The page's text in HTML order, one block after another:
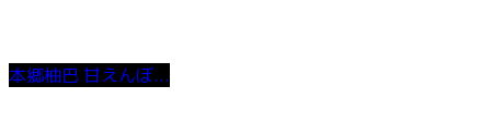
本郷柚巴 甘えんぼ...